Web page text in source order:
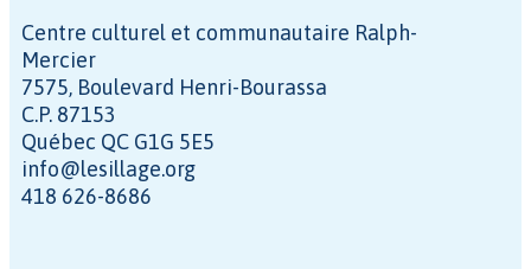
Centre culturel et communautaire Ralph-
Mercier
7575, Boulevard Henri-Bourassa
C.P. 87153
Québec QC G1G 5E5
info@lesillage.org
418 626-8686